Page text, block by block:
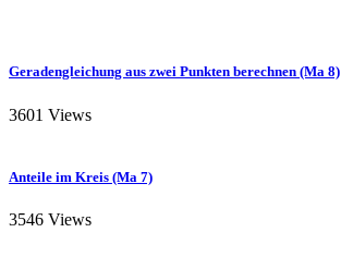
Geradengleichung aus zwei Punkten berechnen (Ma 8)
3601 Views
Anteile im Kreis (Ma 7)
3546 Views